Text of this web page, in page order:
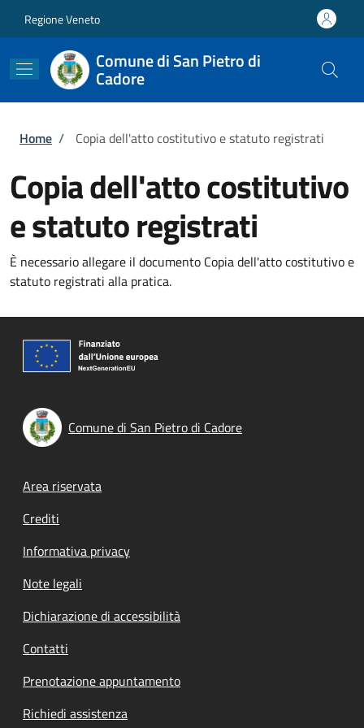
Regione Veneto
Comune di San Pietro di
Cadore
Briciole di pane
Home / Copia dell'atto costitutivo e statuto registrati
Copia dell'atto costitutivo
e statuto registrati
È necessario allegare il documento Copia dell'atto costitutivo e
statuto registrati alla pratica.
Comune di San Pietro di Cadore
Footer menu
Area riservata
Crediti
Informativa privacy
Note legali
Dichiarazione di accessibilità
Contatti
Prenotazione appuntamento
Richiedi assistenza